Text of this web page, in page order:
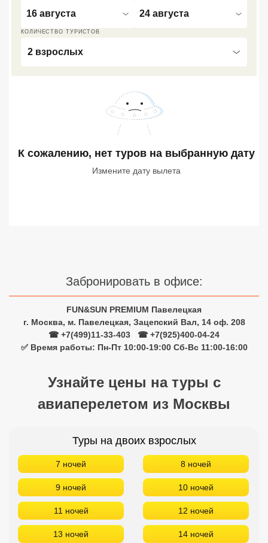
16 августа 24 августа
КОЛИЧЕСТВО ТУРИСТОВ
2 взрослых
К сожалению, нет туров на выбранную дату
Измените дату вылета
Забронировать в офисе:
FUN&SUN PREMIUM Павелецкая
г. Москва, м. Павелецкая, Зацепский Вал, 14 оф. 208
☎ +7(499)11-33-403
☎ +7(925)400-04-24
✅ Время работы: Пн-Пт 10:00-19:00 Сб-Вс 11:00-16:00
Узнайте цены на туры с
авиаперелетом из Москвы
Туры на двоих взрослых
7 ночей 8 ночей
9 ночей 10 ночей
11 ночей 12 ночей
13 ночей 14 ночей
VIP отели 5 звезд
Лучшие отели 4* звезды
звезды
Лучшие отели 3* звезды
Сетевые отели ОАЭ
Сетевые отели Таиланда
Сетевые отели Шри Ланки
Сетевые отели Вьетнама
Сетевые отели Мальдив
Сетевые отели Бали
Сетевые отели Сейшел
Сетевые отели Маврикия